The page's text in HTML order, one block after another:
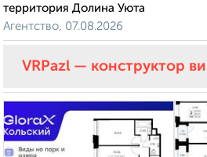
территория Долина Уюта
Агентство, 07.08.2026
VRPazl — конструктор